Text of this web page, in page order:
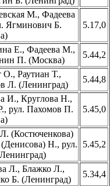
М., Фадеева
Ягминович Б.
5.17,0
Е., Фадеева М.,
П. (Москва)
5.44,2
Раутиан Т.,
Л. (Ленинград)
5.44,8
И., Круглова Н.,
рул. Пахомов П.
5.45,0
(Костюченкова)
Н., рул.
5.45,2
Л., Блажко Л.,
Б. (Ленинград)
5.34,4